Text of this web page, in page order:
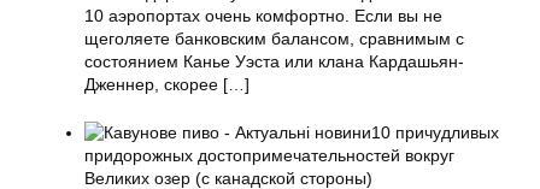
10 аэропортах очень комфортно. Если вы не
щеголяете банковским балансом, сравнимым с
состоянием Канье Уэста или клана Кардашьян-
Дженнер, скорее […]
10 причудливых
придорожных достопримечательностей вокруг
Великих озер (с канадской стороны)